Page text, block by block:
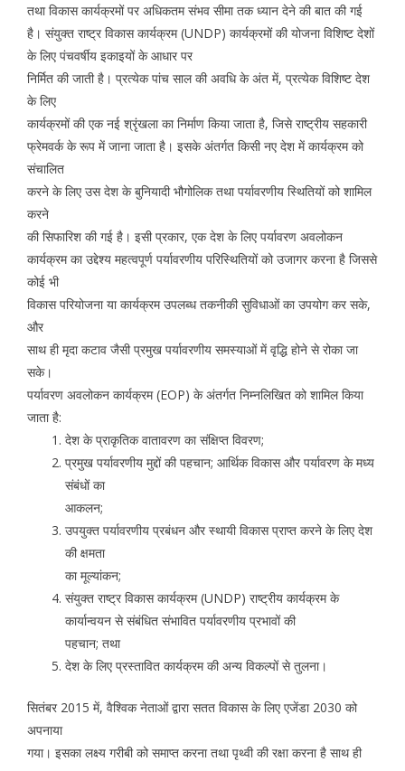
तथा विकास कार्यक्रमों पर अधिकतम संभव सीमा तक ध्यान देने की बात की गई
है। संयुक्त राष्ट्र विकास कार्यक्रम (UNDP) कार्यक्रमों की योजना विशिष्ट देशों
के लिए पंचवर्षीय इकाइयों के आधार पर
निर्मित की जाती है। प्रत्येक पांच साल की अवधि के अंत में, प्रत्येक विशिष्ट देश
के लिए
कार्यक्रमों की एक नई श्रृंखला का निर्माण किया जाता है, जिसे राष्ट्रीय सहकारी
फ्रेमवर्क के रूप में जाना जाता है। इसके अंतर्गत किसी नए देश में कार्यक्रम को
संचालित
करने के लिए उस देश के बुनियादी भौगोलिक तथा पर्यावरणीय स्थितियों को शामिल
करने
की सिफारिश की गई है। इसी प्रकार, एक देश के लिए पर्यावरण अवलोकन
कार्यक्रम का उद्देश्य महत्वपूर्ण पर्यावरणीय परिस्थितियों को उजागर करना है जिससे
कोई भी
विकास परियोजना या कार्यक्रम उपलब्ध तकनीकी सुविधाओं का उपयोग कर सके,
और
साथ ही मृदा कटाव जैसी प्रमुख पर्यावरणीय समस्याओं में वृद्धि होने से रोका जा
सके।
पर्यावरण अवलोकन कार्यक्रम (EOP) के अंतर्गत निम्नलिखित को शामिल किया
जाता है:
देश के प्राकृतिक वातावरण का संक्षिप्त विवरण;
प्रमुख पर्यावरणीय मुद्दों की पहचान; आर्थिक विकास और पर्यावरण के मध्य
संबंधों का
आकलन;
उपयुक्त पर्यावरणीय प्रबंधन और स्थायी विकास प्राप्त करने के लिए देश
की क्षमता
का मूल्यांकन;
संयुक्त राष्ट्र विकास कार्यक्रम (UNDP) राष्ट्रीय कार्यक्रम के
कार्यान्वयन से संबंधित संभावित पर्यावरणीय प्रभावों की
पहचान; तथा
देश के लिए प्रस्तावित कार्यक्रम की अन्य विकल्पों से तुलना।
सितंबर 2015 में, वैश्विक नेताओं द्वारा सतत विकास के लिए एजेंडा 2030 को
अपनाया
गया। इसका लक्ष्य गरीबी को समाप्त करना तथा पृथ्वी की रक्षा करना है साथ ही